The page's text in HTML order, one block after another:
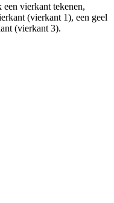
vierkant tekenen,
(vierkant 1), een geel
(vierkant 3).